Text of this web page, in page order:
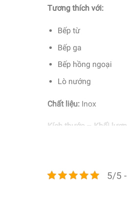
Tương thích với:
Bếp từ
Bếp ga
Bếp hồng ngoại
Lò nướng
Chất liệu: Inox
Kích thước – Khối
Chảo Ø 24 cm:
5/5